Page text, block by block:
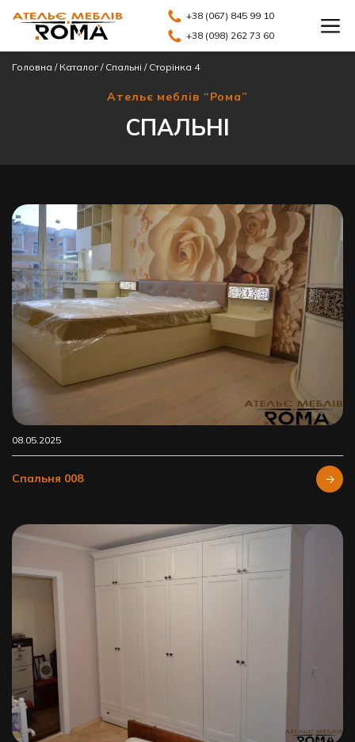
+38 (067) 845 99 10
+38 (098) 262 73 60
Головна / Каталог/ Спальні / Сторінка 4
Ательє меблів “Рома”
СПАЛЬНІ
08.05.2025
Спальня 008